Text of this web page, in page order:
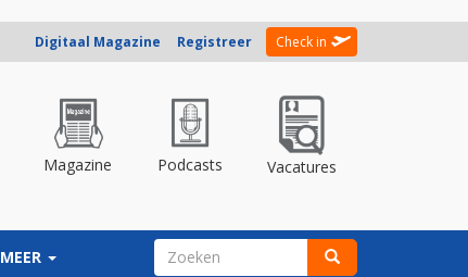
Digitaal Magazine Registreer Check in
Magazine Podcasts Vacatures
MEER ZOEKVELD